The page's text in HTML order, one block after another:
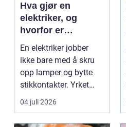
Hva gjør en
elektriker, og
hvorfor er
fagkunnskap så
viktig?
En elektriker jobber
ikke bare med å skru
opp lamper og bytte
stikkontakter. Yrket
handler om sikker...
04 juli 2026